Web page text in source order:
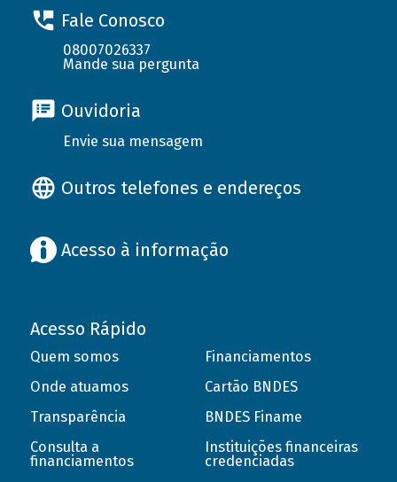
Fale Conosco
08007026337
Mande sua pergunta
Ouvidoria
Envie sua mensagem
Outros telefones e endereços
Acesso à informação
Acesso Rápido
Quem somos
Onde atuamos
Transparência
Consulta a
financiamentos
Financiamentos
Cartão BNDES
BNDES Finame
Instituições financeiras
credenciadas